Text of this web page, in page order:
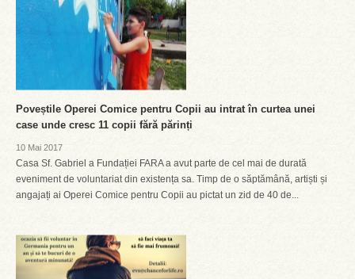
Poveștile Operei Comice pentru Copii au intrat în curtea unei
case unde cresc 11 copii fără părinți
10 Mai 2017
Casa Sf. Gabriel a Fundației FARA a avut parte de cel mai de durată
eveniment de voluntariat din existența sa. Timp de o săptămână, artiști și
angajați ai Operei Comice pentru Copii au pictat un zid de 40 de...